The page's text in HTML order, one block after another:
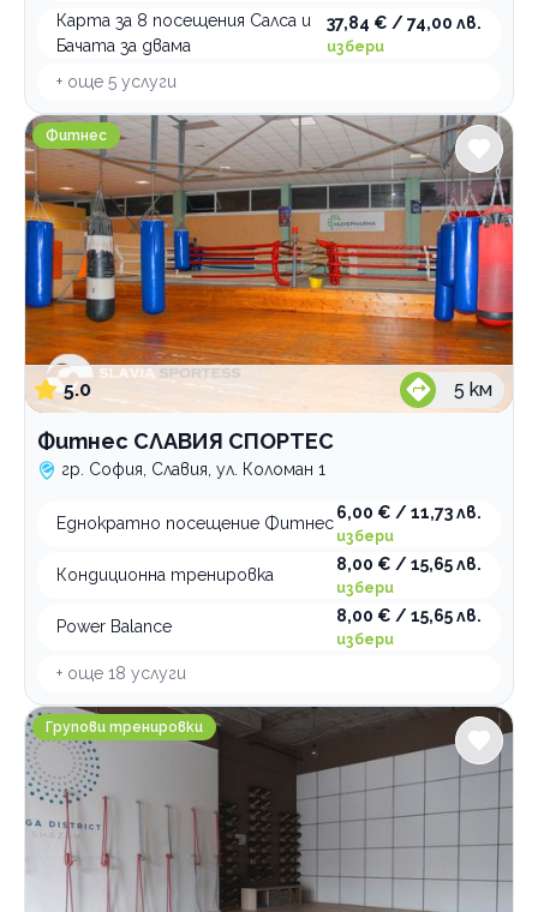
Карта за 8 посещения Салса и
Бачата за двама
37,84 € / 74,00 лв.
избери
+ още 5 услуги
Фитнес СЛАВИЯ СПОРТЕС
Фитнес
5.0 5 км
Фитнес СЛАВИЯ СПОРТЕС
гр. София, Славия, ул. Коломан 1
Еднократно посещение Фитнес
6,00 € / 11,73 лв.
избери
Кондиционна тренировка
8,00 € / 15,65 лв.
избери
Power Balance
8,00 € / 15,65 лв.
избери
+ още 18 услуги
Yoga District Шазам
Групови тренировки